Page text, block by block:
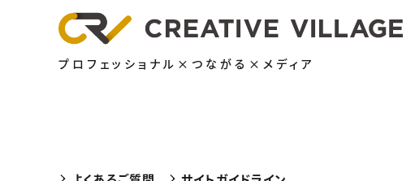
プロフェッショナル×つながる×メディア